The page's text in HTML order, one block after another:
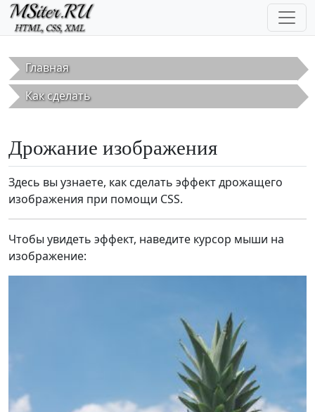
Перейти к основному содержанию
Главная
Как сделать
Дрожание изображения
Здесь вы узнаете, как сделать эффект дрожащего
изображения при помощи CSS.
Чтобы увидеть эффект, наведите курсор мыши на
изображение: